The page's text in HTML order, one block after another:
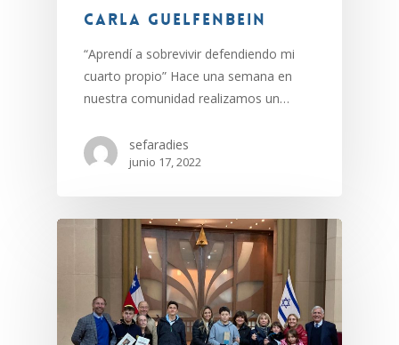
Carla Guelfenbein
“Aprendí a sobrevivir defendiendo mi
cuarto propio” Hace una semana en
nuestra comunidad realizamos un…
sefaradies
junio 17, 2022